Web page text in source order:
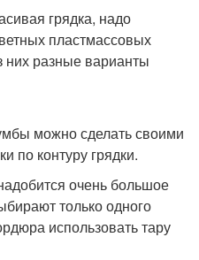
грядка, надо
пластмассовых
них разные варианты
можно сделать своими
по контуру грядки.
очень большое
только одного
использовать тару